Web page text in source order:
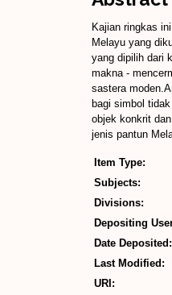
Kajian ringkas
Melayu yang
yang dipilih dari
makna -
sastera
bagi simbol
objek konkrit
jenis pantun
Item Type:
Subjects:
Divisions:
Depositing
Date Deposited:
Last Modified:
URI: